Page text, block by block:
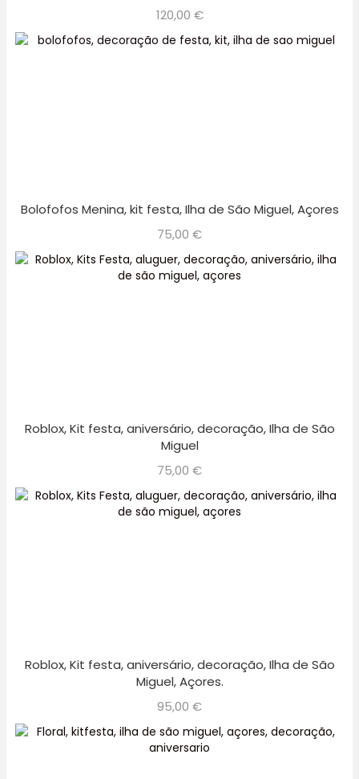
120,00 €
Bolofofos Menina, kit festa, Ilha de São Miguel, Açores
75,00 €
Roblox, Kit festa, aniversário, decoração, Ilha de São
Miguel
75,00 €
Roblox, Kit festa, aniversário, decoração, Ilha de São
Miguel, Açores.
95,00 €